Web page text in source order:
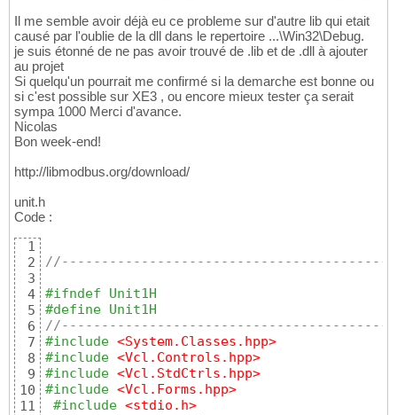
Il me semble avoir déjà eu ce probleme sur d'autre lib qui etait
causé par l'oublie de la dll dans le repertoire ...\Win32\Debug.
je suis étonné de ne pas avoir trouvé de .lib et de .dll à ajouter
au projet
Si quelqu'un pourrait me confirmé si la demarche est bonne ou
si c'est possible sur XE3 , ou encore mieux tester ça serait
sympa 1000 Merci d'avance.
Nicolas
Bon week-end!
http://libmodbus.org/download/
unit.h
Code :
1
2
3
4
5
6
7
8
9
10
11
#ifndef Unit1H
#define Unit1H
#include <System.Classes.hpp>
#include <Vcl.Controls.hpp>
#include <Vcl.StdCtrls.hpp>
#include <Vcl.Forms.hpp>
#include <stdio.h>